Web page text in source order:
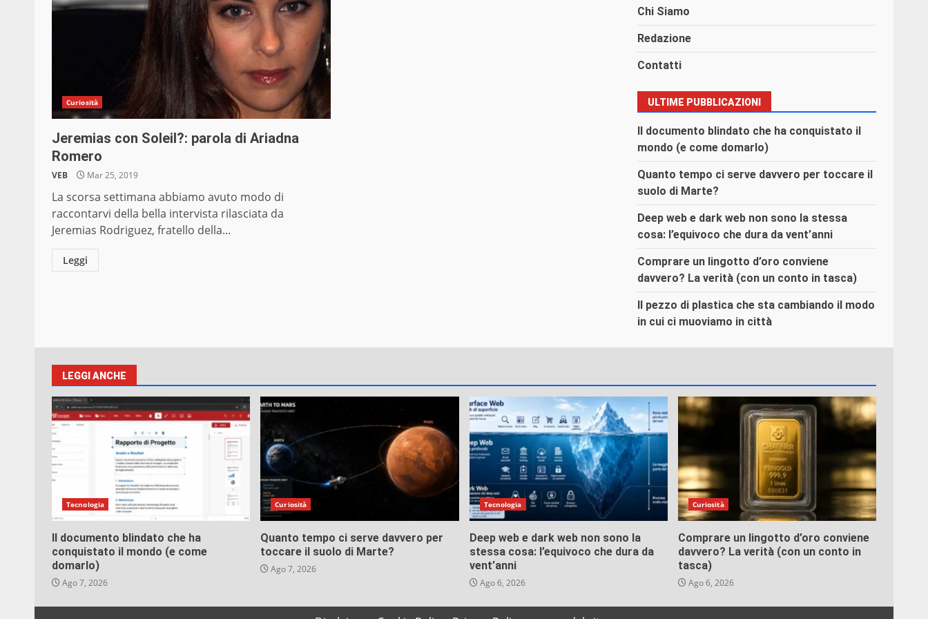
Curiosità
Jeremias con Soleil?: parola di Ariadna
Romero
VEB Mar 25, 2019
La scorsa settimana abbiamo avuto modo di
raccontarvi della bella intervista rilasciata da
Jeremias Rodriguez, fratello della...
Leggi
Chi Siamo
Redazione
Contatti
ULTIME PUBBLICAZIONI
Il documento blindato che ha conquistato il
mondo (e come domarlo)
Quanto tempo ci serve davvero per toccare il
suolo di Marte?
Deep web e dark web non sono la stessa
cosa: l’equivoco che dura da vent’anni
Comprare un lingotto d’oro conviene
davvero? La verità (con un conto in tasca)
Il pezzo di plastica che sta cambiando il modo
in cui ci muoviamo in città
LEGGI ANCHE
Tecnologia
Il documento blindato che ha
conquistato il mondo (e come
domarlo)
Ago 7, 2026
Curiosità
Quanto tempo ci serve davvero per
toccare il suolo di Marte?
Ago 7, 2026
Tecnologia
Deep web e dark web non sono la
stessa cosa: l’equivoco che dura da
vent’anni
Ago 6, 2026
Curiosità
Comprare un lingotto d’oro conviene
davvero? La verità (con un conto in
tasca)
Ago 6, 2026